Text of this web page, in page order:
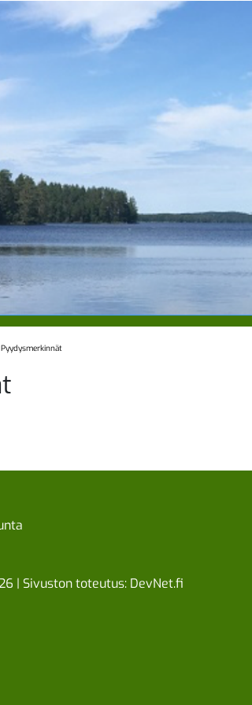
Pyydysmerkinnät
| Sivuston toteutus: DevNet.fi